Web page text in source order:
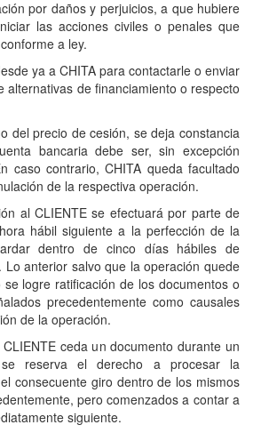
por daños y perjuicios, a que hubiere
las acciones civiles o penales que
a ley.
ya a CHITA para contactarle o enviar
alternativas de financiamiento o respecto
del precio de cesión, se deja constancia
bancaria debe ser, sin excepción
caso contrario, CHITA queda facultado
de la respectiva operación.
al CLIENTE se efectuará por parte de
hábil siguiente a la perfección de la
dentro de cinco días hábiles de
Lo anterior salvo que la operación quede
logre ratificación de los documentos o
precedentemente como causales
de la operación.
ceda un documento durante un
reserva el derecho a procesar la
consecuente giro dentro de los mismos
pero comenzados a contar a
siguiente.